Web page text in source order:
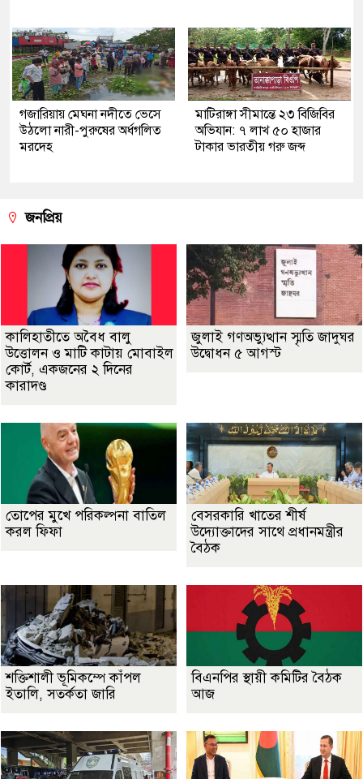
গজারিয়ায় মেঘনা নদীতে ভেসে
উঠলো নারী-পুরুষের অর্ধগলিত
মরদেহ
মাটিরাঙ্গা সীমান্তে ২৩ বিজিবির
অভিযান: ৭ লাখ ৫০ হাজার
টাকার ভারতীয় গরু জব্দ
জনপ্রিয়
কালিহাতীতে অবৈধ বালু
উত্তোলন ও মাটি কাটায় মোবাইল
কোর্ট, একজনের ২ দিনের
কারাদণ্ড
জুলাই গণঅভ্যুত্থান স্মৃতি জাদুঘর
উদ্বোধন ৫ আগস্ট
তোপের মুখে পরিকল্পনা বাতিল
করল ফিফা
বেসরকারি খাতের শীর্ষ
উদ্যোক্তাদের সাথে প্রধানমন্ত্রীর
বৈঠক
শক্তিশালী ভূমিকম্পে কাঁপল
ইতালি, সতর্কতা জারি
বিএনপির স্থায়ী কমিটির বৈঠক
আজ